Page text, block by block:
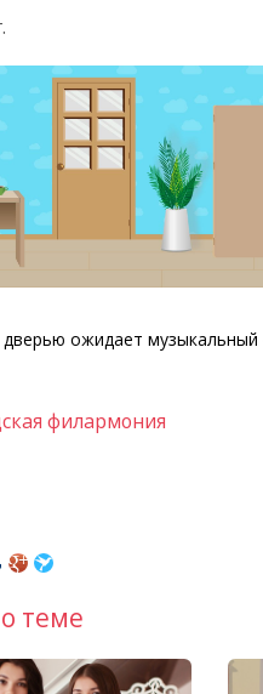
ожидает музыкальный
филармония
теме